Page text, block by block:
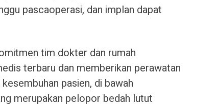
pascaoperasi, dan implan dapat
tim dokter dan rumah
terbaru dan memberikan perawatan
pasien, di bawah
merupakan pelopor bedah lutut